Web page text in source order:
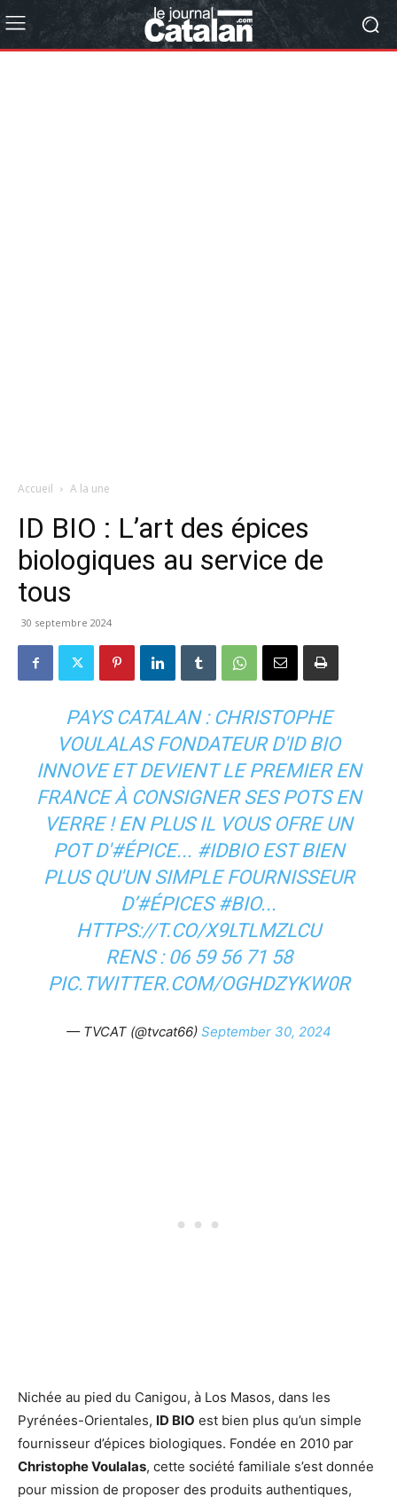
Accueil A la une
ID BIO : L’art des épices
biologiques au service de
tous
30 septembre 2024
PAYS CATALAN : CHRISTOPHE
VOULALAS FONDATEUR D'ID BIO
INNOVE ET DEVIENT LE PREMIER EN
FRANCE À CONSIGNER SES POTS EN
VERRE ! EN PLUS IL VOUS OFRE UN
POT D'#ÉPICE... #IDBIOEST BIEN
PLUS QU'UN SIMPLE FOURNISSEUR
D’#ÉPICES #BIO...
HTTPS://T.CO/X9LTLMZLCU
RENS : 06 59 56 71 58
PIC.TWITTER.COM/OGHDZYKW0R
— TVCAT (@tvcat66) September 30, 2024
Nichée au pied du Canigou, à Los Masos, dans les
Pyrénées-Orientales, ID BIO est bien plus qu’un simple
fournisseur d’épices biologiques. Fondée en 2010 par
Christophe Voulalas, cette société familiale s’est donnée
pour mission de proposer des produits authentiques,